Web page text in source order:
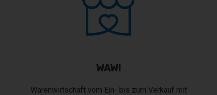
WAWI
Warenwirtschaft vom Ein- bis zum Verkauf mit